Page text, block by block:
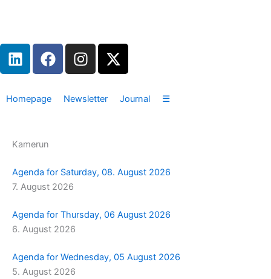
L
i
k
i
F
a
e
o
I
n
t
m
X
-
w
r
Homepage Newsletter Journal ☰
Kamerun
Agenda for Saturday, 08. August 2026
7. August 2026
Agenda for Thursday, 06 August 2026
6. August 2026
Agenda for Wednesday, 05 August 2026
5. August 2026